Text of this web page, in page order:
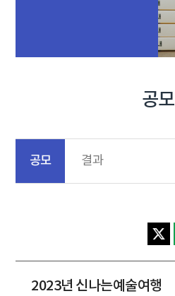
공모
공모 결과
2023년 신나는예술여행